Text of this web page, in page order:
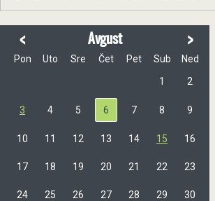
< Avgust >
Pon Uto Sre Čet Pet Sub
Ned
1
2
3 4 5 6 7 8 9
10 11 12 13 14 15 16
17 18 19 20 21 22 23
24 25 26 27 28 29 30